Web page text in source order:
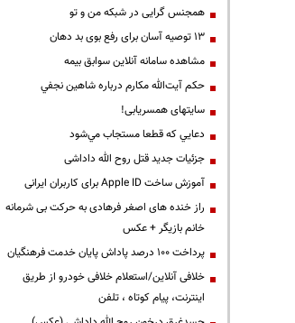
همجنس گرایی در شبکه من و تو
13 توصیه آسان برای رفع بوی بد دهان
مشاهده سامانه آنلاين سوابق بیمه
حكم آيت‌الله مكارم درباره شاهين نجفي
سایتهای همسریابی!
دعايي كه قطعا مستجاب مي‌شود
جزئیات جدید قتل روح الله داداشی
آموزش ساخت Apple ID برای کاربران ایرانی
راز خنده های اصغر فرهادی به حرکت بی شرمانه
خانم بازیگر + عکس
پرداخت ۱۰۰ درصد پاداش پایان خدمت فرهنگیان
خلافی آنلاین/استعلام خلافی خودرو از طریق
اینترنت، پیام کوتاه ، تلفن